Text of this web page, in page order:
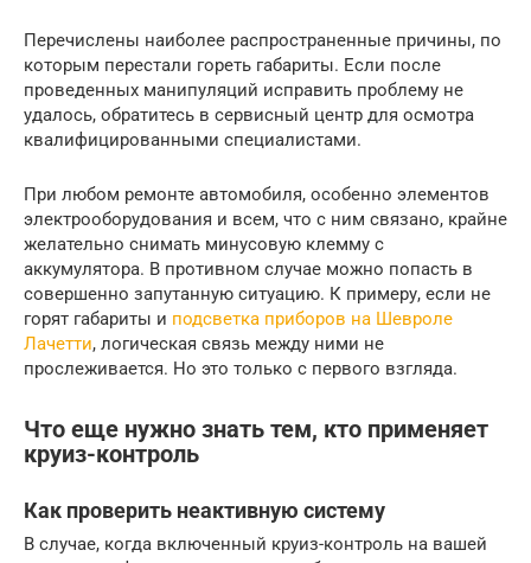
Перечислены наиболее распространенные причины, по
которым перестали гореть габариты. Если после
проведенных манипуляций исправить проблему не
удалось, обратитесь в сервисный центр для осмотра
квалифицированными специалистами.
При любом ремонте автомобиля, особенно элементов
электрооборудования и всем, что с ним связано, крайне
желательно снимать минусовую клемму с
аккумулятора. В противном случае можно попасть в
совершенно запутанную ситуацию. К примеру, если не
горят габариты и подсветка приборов на Шевроле
Лачетти, логическая связь между ними не
прослеживается. Но это только с первого взгляда.
Что еще нужно знать тем, кто применяет
круиз-контроль
Как проверить неактивную систему
В случае, когда включенный круиз-контроль на вашей